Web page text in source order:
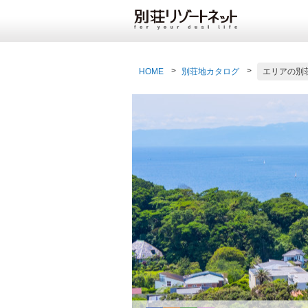
HOME 別荘地カタログ エリアの別